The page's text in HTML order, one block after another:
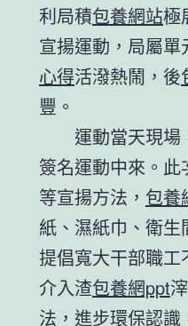
利局積包養網站極
宣揚運動，局屬
心得活潑熱鬧，後
豐。
運動當天現場
簽名運動中來。此
等宣揚方法， 包養
紙、濕紙巾、衛生
提倡寬大干部職
介入渣包養網ppt
法，進步環保認識